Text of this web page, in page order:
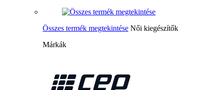
Összes termék megtekintése Női kiegészítők
Márkák